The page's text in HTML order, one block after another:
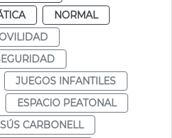
NORMAL
JUEGOS INFANTILES
ESPACIO PEATONAL
CARBONELL